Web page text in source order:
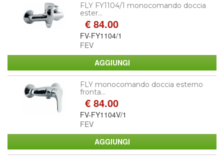
FLY FY1104/1 monocomando doccia
ester...
€ 84.00
FV-FY1104/1
FEV
FLY monocomando doccia esterno
fronta...
€ 84.00
FV-FY1104V/1
FEV